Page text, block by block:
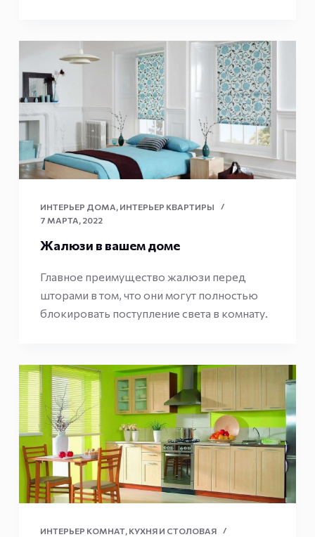
ИНТЕРЬЕР ДОМА, ИНТЕРЬЕР КВАРТИРЫ
7 МАРТА, 2022
Жалюзи в вашем доме
Главное преимущество жалюзи перед
шторами в том, что они могут полностью
блокировать поступление света в комнату.
ИНТЕРЬЕР КОМНАТ, КУХНЯ И СТОЛОВАЯ